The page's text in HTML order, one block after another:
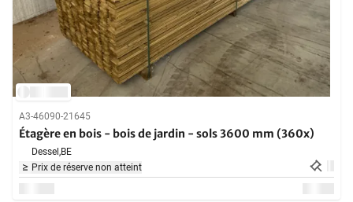
A3-46090-21645
Étagère en bois - bois de jardin - sols 3600 mm (360x)
Dessel,BE
Prix de réserve non atteint